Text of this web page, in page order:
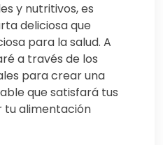
y nutritivos, es
deliciosa que
para la salud. A
a través de los
para crear una
que satisfará tus
tu alimentación